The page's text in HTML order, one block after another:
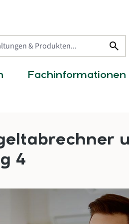
search
Fachinformationen
4